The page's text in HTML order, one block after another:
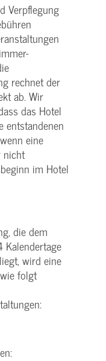
Verpflegung
rechnet der
ab. Wir
das Hotel
entstandenen
eine
nicht
im Hotel
die dem
Kalendertage
wird eine
folgt